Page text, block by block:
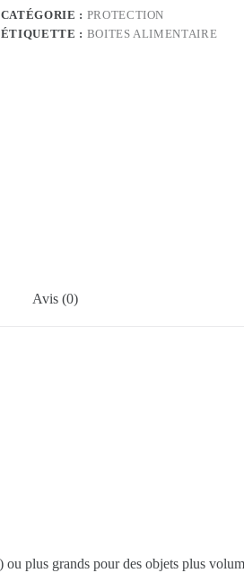
en
blanc
CATÉGORIE : PROTECTION
ÉTIQUETTE : BOITES ALIMENTAIRE
Avis (0)
ou plus grands pour des objets plus